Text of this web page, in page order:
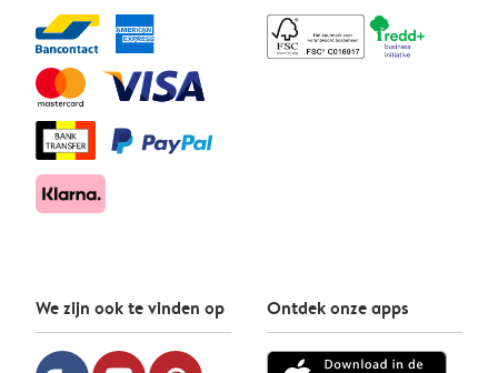
We zijn ook te vinden op Ontdek onze apps